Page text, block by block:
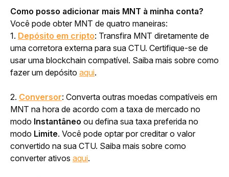
Como posso adicionar mais MNT à minha conta?
Você pode obter MNT de quatro maneiras:
1. Depósito em cripto: Transfira MNT diretamente de
uma corretora externa para sua CTU. Certifique-se de
usar uma blockchain compatível. Saiba mais sobre como
fazer um depósito aqui.
2. Conversor: Converta outras moedas compatíveis em
MNT na hora de acordo com a taxa de mercado no
modo Instantâneo ou defina sua taxa preferida no
modo Limite. Você pode optar por creditar o valor
convertido na sua CTU. Saiba mais sobre como
converter ativos aqui.